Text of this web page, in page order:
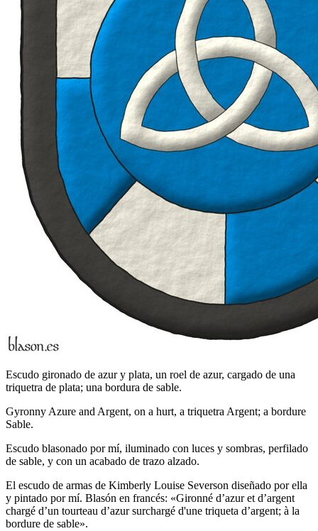
Escudo gironado de azur y plata, un roel de azur, cargado de una
triquetra de plata; una bordura de sable.
Gyronny Azure and Argent, on a hurt, a triquetra Argent; a bordure
Sable.
Escudo blasonado por mí, iluminado con luces y sombras, perfilado
de sable, y con un acabado de trazo alzado.
El escudo de armas de Kimberly Louise Severson diseñado por ella
y pintado por mí. Blasón en francés: «Gironné d’azur et d’argent
chargé d’un tourteau d’azur surchargé d'une triqueta d’argent; à la
bordure de sable».